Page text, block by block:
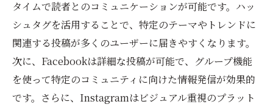
タイムで読者とのコミュニケーションが可能です。ハッ
シュタグを活用することで、特定のテーマやトレンドに
関連する投稿が多くのユーザーに届きやすくなります。
次に、Facebookは詳細な投稿が可能で、グループ機能
を使って特定のコミュニティに向けた情報発信が効果的
です。さらに、Instagramはビジュアル重視のプラット